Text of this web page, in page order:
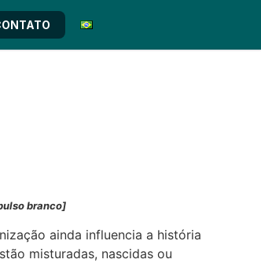
branco]
ainda influencia a história
misturadas, nascidas ou